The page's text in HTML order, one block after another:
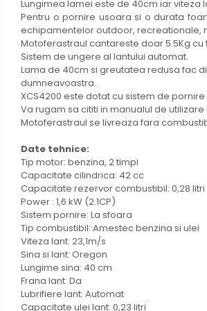
Accesorii tras tabla-tinichigerie
auto
Butelii gaz
Reductoare presiune gaz
Grupuri de racire cu lichid
Generatoare electrice
Generatoare Insonorizate
Generatoare Uz general
Generatoare Industriale
Generatoare Digitale
Generatoare pentru sudare
Automatizari generatoare
Accesorii generatoare
Generatoare de curent continuu
Statii de alimentare portabile
Lungimea lamei este de 40cm iar viteza
Pentru o pornire usoara si o durata
echipamentelor outdoor, recreationale,
Motoferastraul cantareste doar 5.5Kg
Sistem de ungere al lantului automat.
Lama de 40cm si greutatea redusa fac
dumneavoastra.
XCS4200 este dotat cu sistem de
Va rugam sa cititi in manualul de
Motoferastraul se livreaza fara
Date tehnice:
Tip motor: benzina, 2 timpi
Capacitate cilindrica: 42 cc
Capacitate rezervor combustibil: 0,28 litri
Power : 1,6 kW (2.1CP)
Sistem pornire: La sfoara
Tip combustibil: Amestec benzina si ulei
Viteza lant: 23,1m/s
Sina si lant: Oregon
Lungime sina: 40 cm
Frana lant: Da
Lubrifiere lant: Automat
Capacitate ulei lant: 0,23 litri